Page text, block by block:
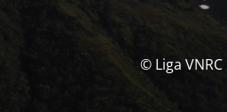
© Liga VNRC